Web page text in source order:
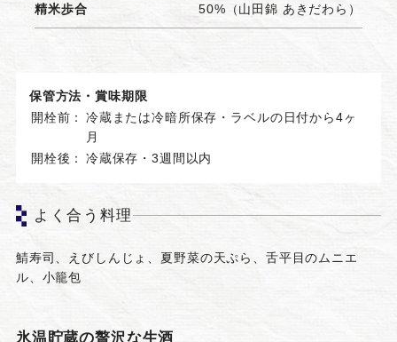
精米歩合 50%（山田錦 あきだわら）
保管方法・賞味期限
開栓前：
冷蔵または冷暗所保存・ラベルの日付から4ヶ
月
開栓後：
冷蔵保存・3週間以内
よく合う料理
鯖寿司、えびしんじょ、夏野菜の天ぷら、舌平目のムニエ
ル、小籠包
氷温貯蔵の贅沢な生酒